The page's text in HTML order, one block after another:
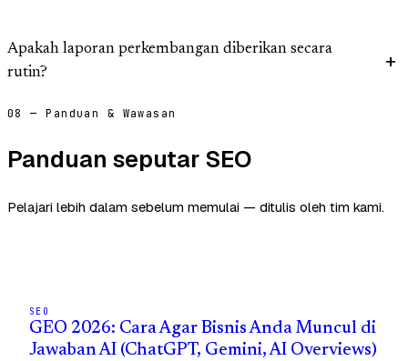
Apakah laporan perkembangan diberikan secara
rutin?
08 — Panduan & Wawasan
Panduan seputar SEO
Pelajari lebih dalam sebelum memulai — ditulis oleh tim kami.
SEO
GEO 2026: Cara Agar Bisnis Anda Muncul di
Jawaban AI (ChatGPT, Gemini, AI Overviews)